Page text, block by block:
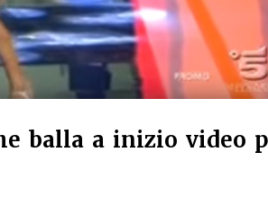
balla a inizio video